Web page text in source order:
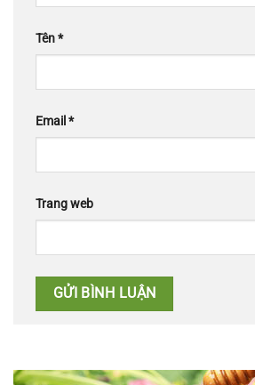
Tên*
Email *
Trang web